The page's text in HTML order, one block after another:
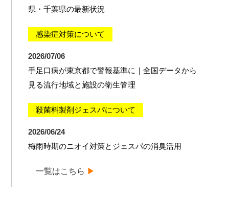
県・千葉県の最新状況
感染症対策について
2026/07/06
手足口病が東京都で警報基準に｜全国データから
見る流行地域と施設の衛生管理
殺菌料製剤ジェスパについて
2026/06/24
梅雨時期のニオイ対策とジェスパの消臭活用
一覧はこちら